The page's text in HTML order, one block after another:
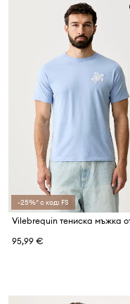
-25%* с код: FS
95,99 €